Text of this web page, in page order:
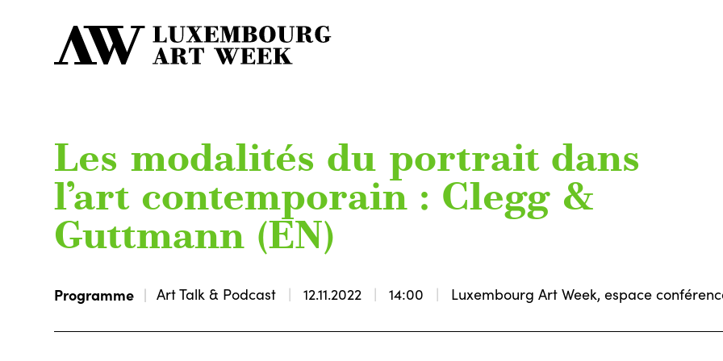
Les modalités du portrait dans
l’art contemporain : Clegg &
Guttmann (EN)
Programme Art Talk & Podcast 12.11.2022 14:00 Luxembourg Art Week, espace